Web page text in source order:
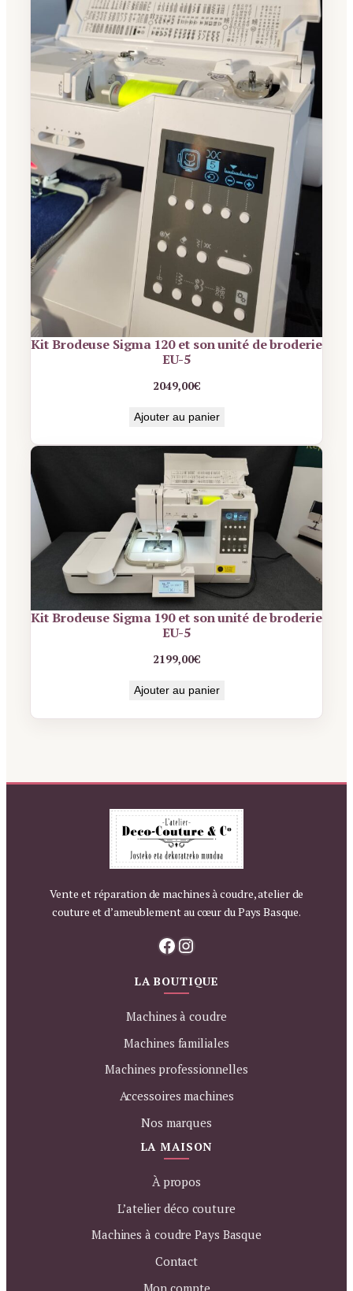
Kit Brodeuse Sigma 120 et son unité de broderie
EU-5
2049,00€
Ajouter au panier
Kit Brodeuse Sigma 190 et son unité de broderie
EU-5
2199,00€
Ajouter au panier
Vente et réparation de machines à coudre, atelier de
couture et d’ameublement au cœur du Pays Basque.
Facebook Instagram
LA BOUTIQUE
Machines à coudre
Machines familiales
Machines professionnelles
Accessoires machines
Nos marques
LA MAISON
À propos
L’atelier déco couture
Machines à coudre Pays Basque
Contact
Mon compte